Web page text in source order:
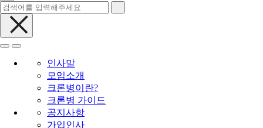
인사말
모임소개
크론병이란?
크론병 가이드
공지사항
가입인사